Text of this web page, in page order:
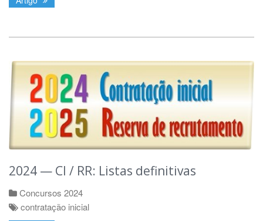
2024 — CI / RR: Listas definitivas
Concursos 2024
contratação inicial